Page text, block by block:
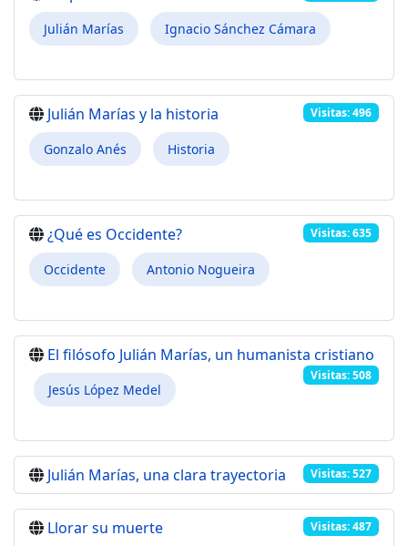
Julián Marías Ignacio Sánchez Cámara
Julián Marías y la historia Visitas: 496
Gonzalo Anés Historia
¿Qué es Occidente? Visitas: 635
Occidente Antonio Nogueira
El filósofo Julián Marías, un humanista cristiano
Visitas: 508
Jesús López Medel
Julián Marías, una clara trayectoria Visitas: 527
Llorar su muerte Visitas: 487